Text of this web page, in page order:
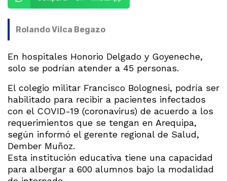
Rolando Vilca Begazo
En hospitales Honorio Delgado y Goyeneche,
solo se podrían atender a 45 personas.
El colegio militar Francisco Bolognesi, podría ser
habilitado para recibir a pacientes infectados
con el COVID-19 (coronavirus) de acuerdo a los
requerimientos que se tengan en Arequipa,
según informó el gerente regional de Salud,
Dember Muñoz.
Esta institución educativa tiene una capacidad
para albergar a 600 alumnos bajo la modalidad